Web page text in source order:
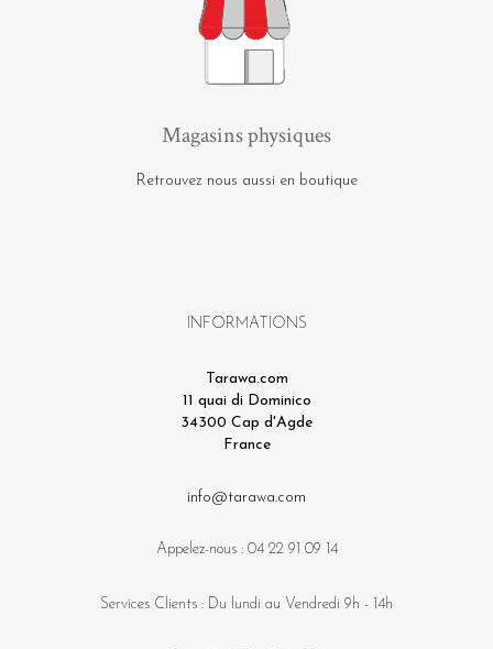
Magasins physiques
Retrouvez nous aussi en boutique
INFORMATIONS
Tarawa.com
11 quai di Dominico
34300 Cap d'Agde
France
info@tarawa.com
Appelez-nous : 04 22 91 09 14
Services Clients : Du lundi au Vendredi 9h - 14h